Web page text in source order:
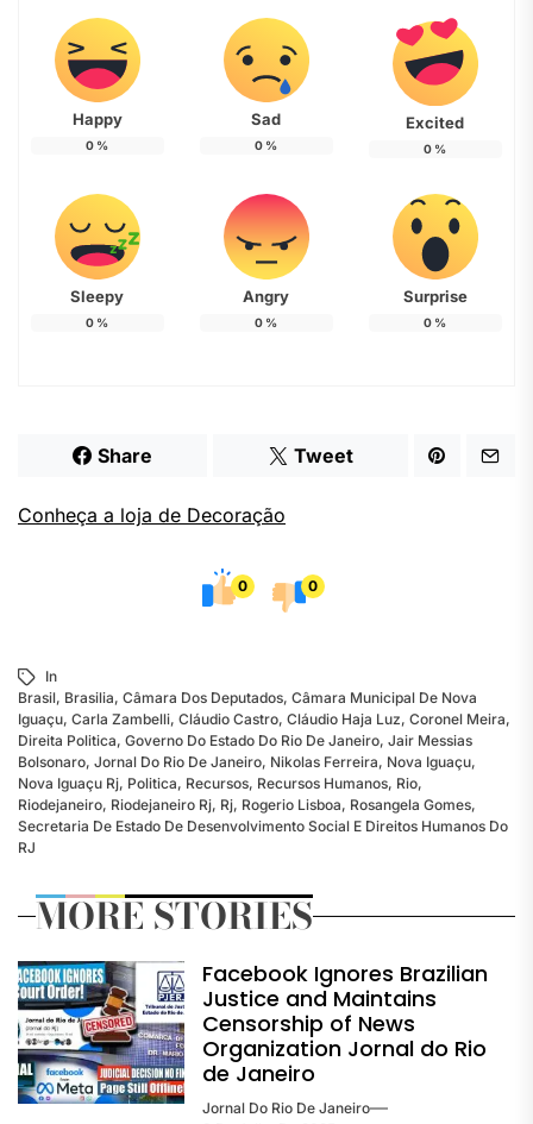
Happy
0 %
Sad
0 %
Excited
0 %
Sleepy
0 %
Angry
0 %
Surprise
0 %
Share Tweet
Conheça a loja de Decoração
0 0
In
Brasil, Brasilia, Câmara Dos Deputados, Câmara Municipal De Nova
Iguaçu, Carla Zambelli, Cláudio Castro, Cláudio Haja Luz, Coronel Meira,
Direita Politica, Governo Do Estado Do Rio De Janeiro, Jair Messias
Bolsonaro, Jornal Do Rio De Janeiro, Nikolas Ferreira, Nova Iguaçu,
Nova Iguaçu Rj, Politica, Recursos, Recursos Humanos, Rio,
Riodejaneiro, Riodejaneiro Rj, Rj, Rogerio Lisboa, Rosangela Gomes,
Secretaria De Estado De Desenvolvimento Social E Direitos Humanos Do
RJ
MORE STORIES
Facebook Ignores Brazilian
Justice and Maintains
Censorship of News
Organization Jornal do Rio
de Janeiro
Jornal Do Rio De Janeiro